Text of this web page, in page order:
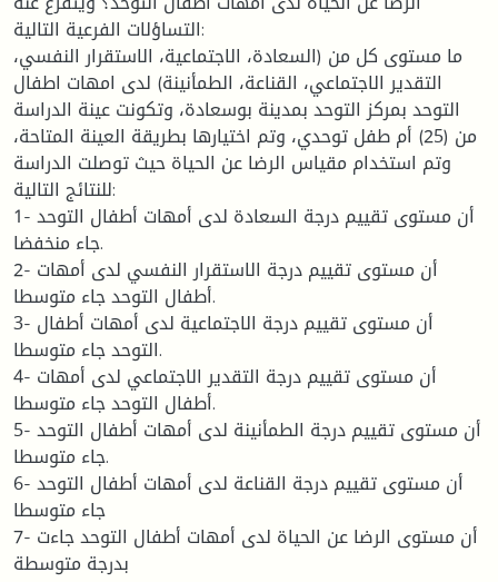
التساؤلات الفرعية التالية:
ما مستوى كل من (السعادة، الاجتماعية، الاستقرار النفسي،
التقدير الاجتماعي، القناعة، الطمأنينة) لدى امهات اطفال
التوحد بمركز التوحد بمدينة بوسعادة، وتكونت عينة الدراسة
من (25) أم طفل توحدي، وتم اختيارها بطريقة العينة المتاحة،
وتم استخدام مقياس الرضا عن الحياة حيث توصلت الدراسة
للنتائج التالية:
1- أن مستوى تقييم درجة السعادة لدى أمهات أطفال التوحد
جاء منخفضا.
2- أن مستوى تقييم درجة الاستقرار النفسي لدى أمهات
أطفال التوحد جاء متوسطا.
3- أن مستوى تقييم درجة الاجتماعية لدى أمهات أطفال
التوحد جاء متوسطا.
4- أن مستوى تقييم درجة التقدير الاجتماعي لدى أمهات
أطفال التوحد جاء متوسطا.
5- أن مستوى تقييم درجة الطمأنينة لدى أمهات أطفال التوحد
جاء متوسطا.
6- أن مستوى تقييم درجة القناعة لدى أمهات أطفال التوحد
جاء متوسطا
7- أن مستوى الرضا عن الحياة لدى أمهات أطفال التوحد جاءت
بدرجة متوسطة